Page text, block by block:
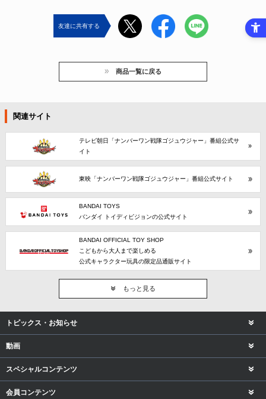
友達に共有する
商品一覧に戻る
関連サイト
テレビ朝日「ナンバーワン戦隊ゴジュウジャー」番組公式サ
イト
東映「ナンバーワン戦隊ゴジュウジャー」番組公式サイト
BANDAI TOYS
バンダイ トイディビジョンの公式サイト
BANDAI OFFICIAL TOY SHOP
こどもから大人まで楽しめる
公式キャラクター玩具の限定品通販サイト
もっと見る
トピックス・お知らせ
動画
スペシャルコンテンツ
会員コンテンツ